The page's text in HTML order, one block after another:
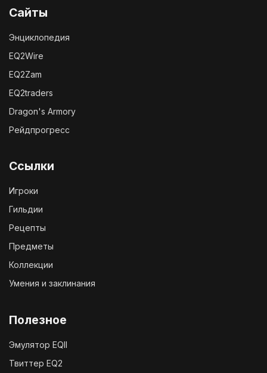
Сайты
Энциклопедия
EQ2Wire
EQ2Zam
EQ2traders
Dragon's Armory
Рейдпрогресс
Ссылки
Игроки
Гильдии
Рецепты
Предметы
Коллекции
Умения и заклинания
Полезное
Эмулятор EQII
Твиттер EQ2